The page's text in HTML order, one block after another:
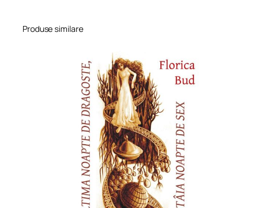
Produse similare